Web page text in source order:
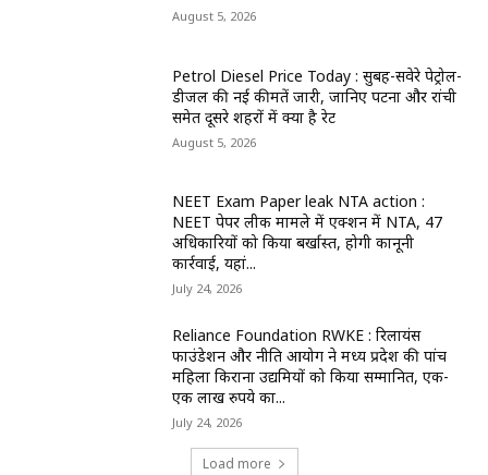
August 5, 2026
Petrol Diesel Price Today : सुबह-सवेरे पेट्रोल-
डीजल की नई कीमतें जारी, जानिए पटना और रांची
समेत दूसरे शहरों में क्या है रेट
August 5, 2026
NEET Exam Paper leak NTA action :
NEET पेपर लीक मामले में एक्शन में NTA, 47
अधिकारियों को किया बर्खास्त, होगी कानूनी
कार्रवाई, यहां...
July 24, 2026
Reliance Foundation RWKE : रिलायंस
फाउंडेशन और नीति आयोग ने मध्य प्रदेश की पांच
महिला किराना उद्यमियों को किया सम्मानित, एक-
एक लाख रुपये का...
July 24, 2026
Load more